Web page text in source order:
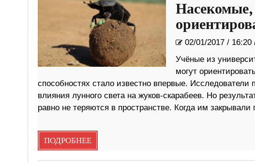
02/01/2017/ 16:20
Учёные из
могут
способностях стало известно впервые.
влияния лунного света на жуков-скарабеев. Но
равно не теряются в пространстве. Когда им
ПОДРОБНЕЕ